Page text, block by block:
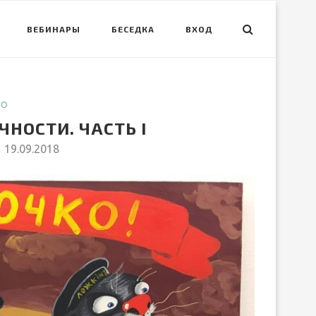
ВЕБИНАРЫ БЕСЕДКА ВХОД
ЧАСТЬ I
19.09.2018